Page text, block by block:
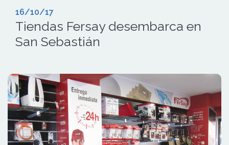
16/10/17
Tiendas Fersay desembarca en
San Sebastián